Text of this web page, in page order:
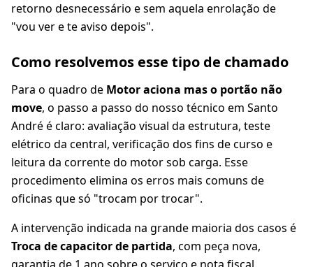
retorno desnecessário e sem aquela enrolação de
"vou ver e te aviso depois".
Como resolvemos esse tipo de chamado
Para o quadro de Motor aciona mas o portão não
move, o passo a passo do nosso técnico em Santo
André é claro: avaliação visual da estrutura, teste
elétrico da central, verificação dos fins de curso e
leitura da corrente do motor sob carga. Esse
procedimento elimina os erros mais comuns de
oficinas que só "trocam por trocar".
A intervenção indicada na grande maioria dos casos é
Troca de capacitor de partida, com peça nova,